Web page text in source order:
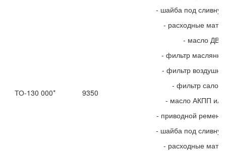
- шайба под
- расходные
ТО-130 000* 9350
- масло ДВС
- фильтр
- фильтр
- фильтр
- масло АКПП
- приводной ремень
- шайба под
- расходные